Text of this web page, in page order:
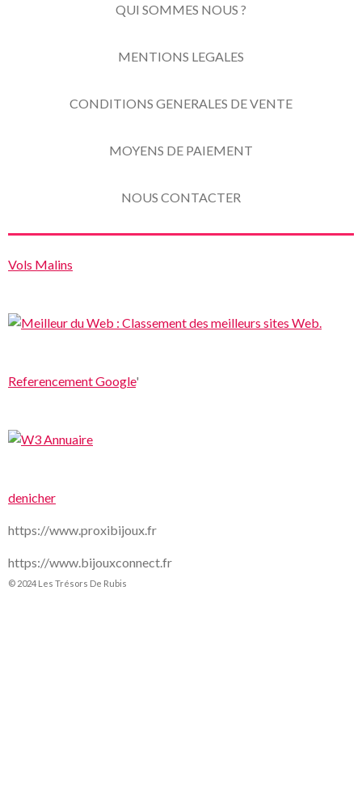
QUI SOMMES NOUS ?
MENTIONS LEGALES
CONDITIONS GENERALES DE VENTE
MOYENS DE PAIEMENT
NOUS CONTACTER
Vols Malins
Referencement Google'
denicher
https://www.proxibijoux.fr
https://www.bijouxconnect.fr
© 2024 Les Trésors De Rubis